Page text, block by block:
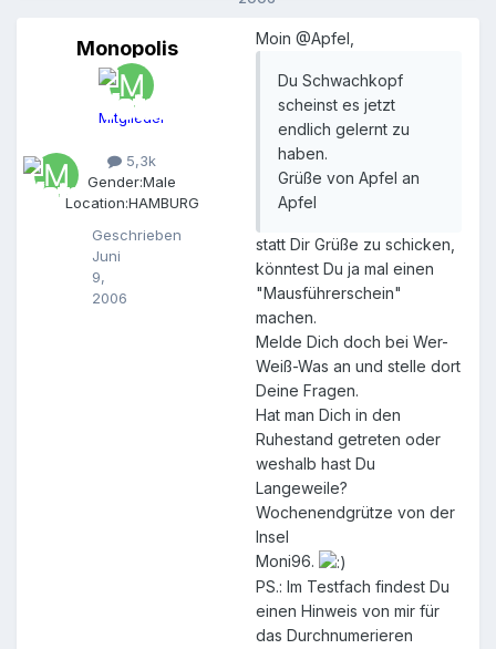
M
o
n
o
p
i
s
Geschrieben
Juni
9,
2006
Monopolis
Mitglieder
5,3k
Gender:Male
Location:HAMBURG
Moin @Apfel,
Du Schwachkopf
scheinst es jetzt
endlich gelernt zu
haben.
Grüße von Apfel an
Apfel
statt Dir Grüße zu schicken,
könntest Du ja mal einen
"Mausführerschein"
machen.
Melde Dich doch bei Wer-
Weiß-Was an und stelle dort
Deine Fragen.
Hat man Dich in den
Ruhestand getreten oder
weshalb hast Du
Langeweile?
Wochenendgrütze von der
Insel
Moni96.
PS.: Im Testfach findest Du
einen Hinweis von mir für
das Durchnumerieren